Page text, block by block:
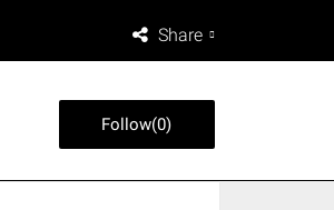
Share
Follow(0)